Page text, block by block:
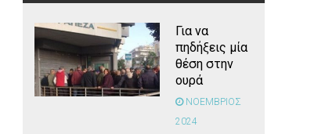
Για να
πηδήξεις μία
θέση στην
ουρά
ΝΟΕΜΒΡΙΟΣ
2024